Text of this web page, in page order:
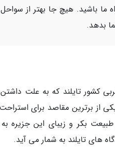
ما باشید. هیچ جا بهتر از
بدهد.
کشور تایلند که به علت
از برترین مقاصد برای
بکر و زیبای این جزیره
های تایلند به شمار می آید.